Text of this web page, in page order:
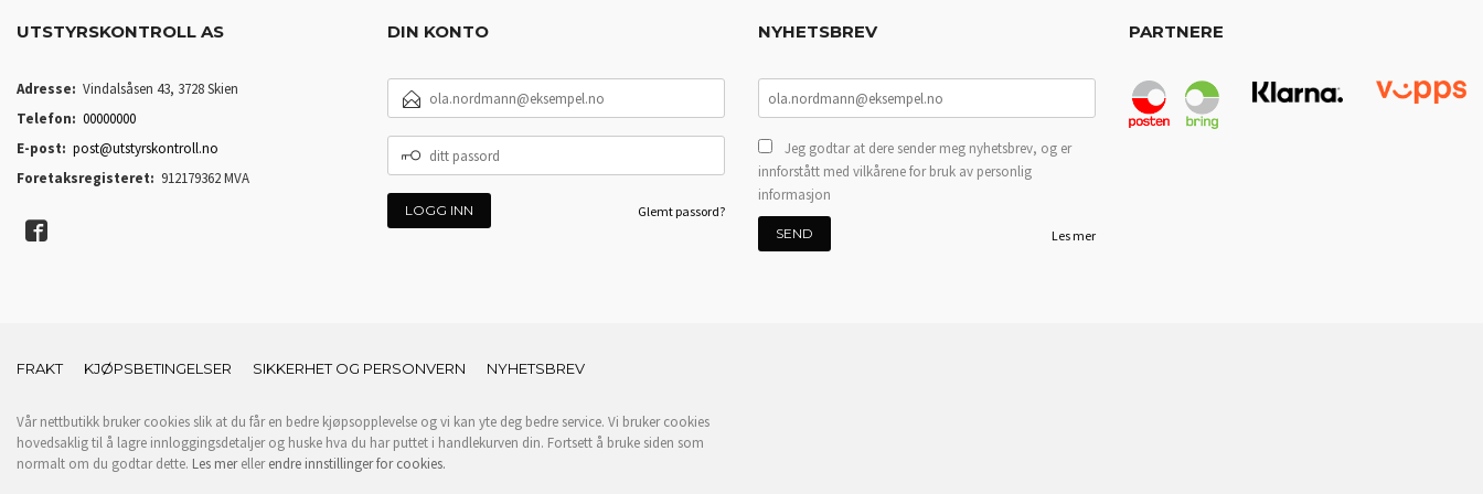
UTSTYRSKONTROLL AS
Adresse: Vindalsåsen 43, 3728 Skien
Telefon: 00000000
E-post: post@utstyrskontroll.no
Foretaksregisteret: 912179362 MVA
DIN KONTO
POSTADRESSE
PASSORD
Glemt passord?
NYHETSBREV
Jeg godtar at dere sender meg nyhetsbrev, og er
innforstått med vilkårene for bruk av personlig
informasjon
Les mer
PARTNERE
FRAKT KJØPSBETINGELSER SIKKERHET OG PERSONVERN NYHETSBREV
Vår nettbutikk bruker cookies slik at du får en bedre kjøpsopplevelse og vi kan yte deg bedre service. Vi bruker cookies
hovedsaklig til å lagre innloggingsdetaljer og huske hva du har puttet i handlekurven din. Fortsett å bruke siden som
normalt om du godtar dette. Les merellerendre innstillinger for cookies.